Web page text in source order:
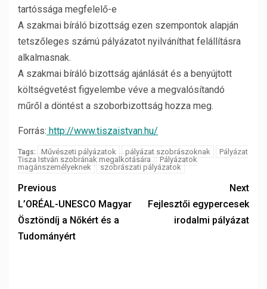
tartóssága megfelelő-e
A szakmai bíráló bizottság ezen szempontok alapján
tetszőleges számú pályázatot nyilváníthat felállításra
alkalmasnak.
A szakmai bíráló bizottság ajánlását és a benyújtott
költségvetést figyelembe véve a megvalósítandó
műről a döntést a szoborbizottság hozza meg.
Forrás: http://www.tiszaistvan.hu/
Tags: Művészeti pályázatok pályázat szobrászoknak
Pályázat
Tisza István szobrának megalkotására
Pályázatok
magánszemélyeknek
szobrászati pályázatok
Previous
L’ORÉAL-UNESCO Magyar
Ösztöndíj a Nőkért és a
Tudományért
Next
Fejlesztői egypercesek
irodalmi pályázat